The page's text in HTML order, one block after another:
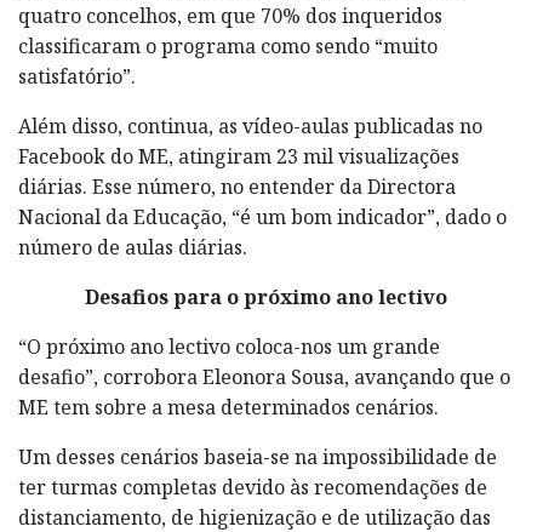
quatro concelhos, em que 70% dos inqueridos
classificaram o programa como sendo “muito
satisfatório”.
Além disso, continua, as vídeo-aulas publicadas no
Facebook do ME, atingiram 23 mil visualizações
diárias. Esse número, no entender da Directora
Nacional da Educação, “é um bom indicador”, dado o
número de aulas diárias.
Desafios para o próximo ano lectivo
“O próximo ano lectivo coloca-nos um grande
desafio”, corrobora Eleonora Sousa, avançando que o
ME tem sobre a mesa determinados cenários.
Um desses cenários baseia-se na impossibilidade de
ter turmas completas devido às recomendações de
distanciamento, de higienização e de utilização das